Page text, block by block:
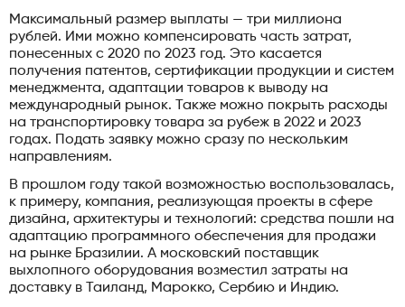
Максимальный размер выплаты — три миллиона
рублей. Ими можно компенсировать часть затрат,
понесенных с 2020 по 2023 год. Это касается
получения патентов, сертификации продукции и систем
менеджмента, адаптации товаров к выводу на
международный рынок. Также можно покрыть расходы
на транспортировку товара за рубеж в 2022 и 2023
годах. Подать заявку можно сразу по нескольким
направлениям.
В прошлом году такой возможностью воспользовалась,
к примеру, компания, реализующая проекты в сфере
дизайна, архитектуры и технологий: средства пошли на
адаптацию программного обеспечения для продажи
на рынке Бразилии. А московский поставщик
выхлопного оборудования возместил затраты на
доставку в Таиланд, Марокко, Сербию и Индию.